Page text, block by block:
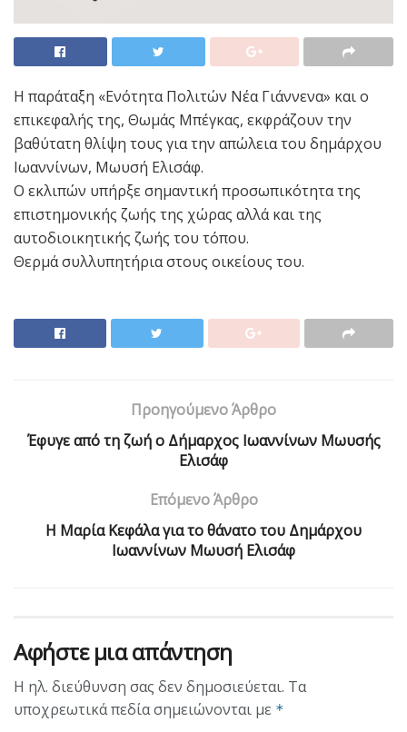
Η παράταξη «Ενότητα Πολιτών Νέα Γιάννενα» και ο
επικεφαλής της, Θωμάς Μπέγκας, εκφράζουν την
βαθύτατη θλίψη τους για την απώλεια του δημάρχου
Ιωαννίνων, Μωυσή Ελισάφ.
Ο εκλιπών υπήρξε σημαντική προσωπικότητα της
επιστημονικής ζωής της χώρας αλλά και της
αυτοδιοικητικής ζωής του τόπου.
Θερμά συλλυπητήρια στους οικείους του.
Προηγούμενο Άρθρο
Έφυγε από τη ζωή ο Δήμαρχος Ιωαννίνων Μωυσής
Ελισάφ
Επόμενο Άρθρο
Η Μαρία Κεφάλα για το θάνατο του Δημάρχου
Ιωαννίνων Μωυσή Ελισάφ
Αφήστε μια απάντηση
Η ηλ. διεύθυνση σας δεν δημοσιεύεται. Τα
υποχρεωτικά πεδία σημειώνονται με *